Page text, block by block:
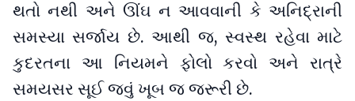
થતો નથી અને ઊંઘ ન આવવાની કે અનિદ્રાની
સમસ્યા સર્જાય છે. આથી જ, સ્વસ્થ રહેવા માટે
કુદરતના આ નિયમને ફોલો કરવો અને રાત્રે
સમયસર સૂઈ જવું ખૂબ જ જરૂરી છે.